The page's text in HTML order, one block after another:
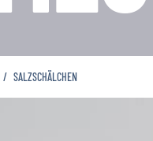
SALZSCHÄLCHEN